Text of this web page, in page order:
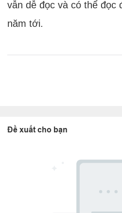
vẫn dễ đọc và có thể đọc
năm tới.
Đề xuất cho bạn